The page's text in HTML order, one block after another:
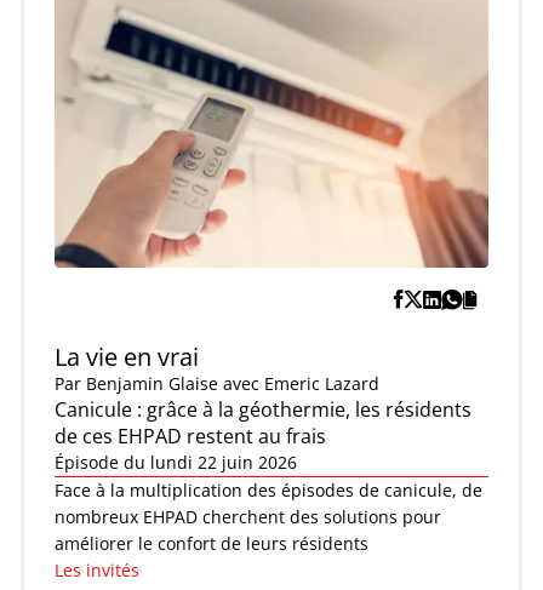
La vie en vrai
Par Benjamin Glaise avec Emeric Lazard
Canicule : grâce à la géothermie, les résidents
de ces EHPAD restent au frais
Épisode du lundi 22 juin 2026
Face à la multiplication des épisodes de canicule, de
nombreux EHPAD cherchent des solutions pour
améliorer le confort de leurs résidents
Les invités